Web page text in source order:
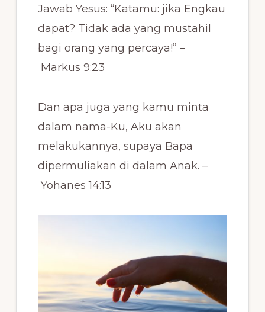
Jawab Yesus: “Katamu: jika Engkau
dapat? Tidak ada yang mustahil
bagi orang yang percaya!” –
Markus 9:23
Dan apa juga yang kamu minta
dalam nama-Ku, Aku akan
melakukannya, supaya Bapa
dipermuliakan di dalam Anak. –
Yohanes 14:13